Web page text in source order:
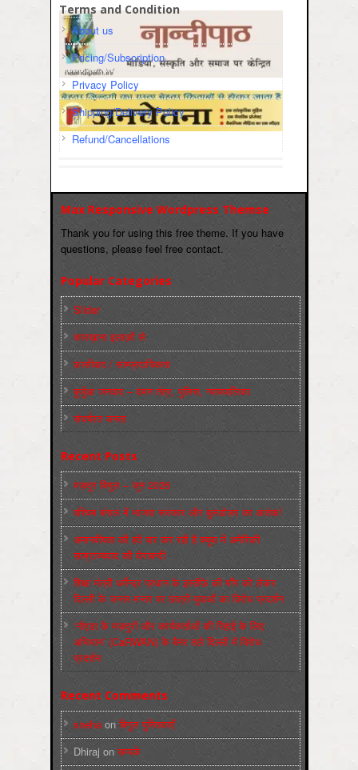
Terms and Condition
About us
Pricing/Subscription
Privacy Policy
Shipping/Delivery Policy
Refund/Cancellations
Max Responsive Wordpress Themse
Thank you for using this free theme. If you have
questions, please feel free contact.
Popular Categories
Slider
कारख़ाना इलाक़ों से
फ़ासीवाद / साम्‍प्रदायिकता
बुर्जुआ जनवाद – दमन तंत्र, पुलिस, न्‍यायपालिका
संघर्षरत जनता
Recent Posts
मज़दूर बिगुल – जून 2026
पश्चिम बंगाल में भाजपा सरकार और बुलडोज़र का आतंक!
अमानवीयता की हदें पार कर रही है क्यूबा में अमेरिकी
साम्राज्यवाद की घेराबन्दी
शिक्षा मंत्री धर्मेन्द्र प्रधान के इस्तीफ़े की माँग को लेकर
दिल्ली के जन्तर-मन्तर पर छात्रों-युवाओं का विरोध प्रदर्शन
‘नोएडा के मज़दूरों और कार्यकर्ताओं की रिहाई के लिए
अभियान’ (CaRWAN) के बैनर तले दिल्ली में विरोध
प्रदर्शन
Recent Comments
sneha on बिगुल पुस्तिकाएँ
Dhiraj on सम्पर्क